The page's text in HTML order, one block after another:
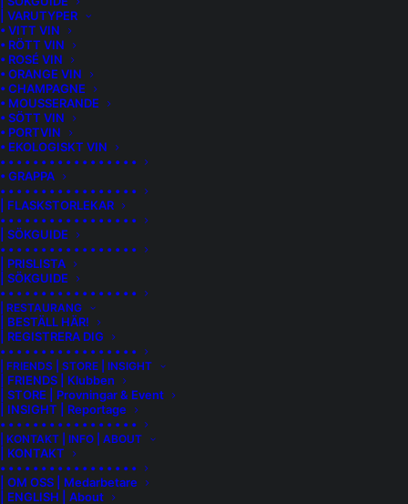
| VARUTYPER
• VITT VIN
• RÖTT VIN
• ROSÉ VIN
• ORANGE VIN
• CHAMPAGNE
• MOUSSERANDE
• SÖTT VIN
• PORTVIN
• EKOLOGISKT VIN
• • • • • • • • • • • • • • • • •
• GRAPPA
• • • • • • • • • • • • • • • • •
| FLASKSTORLEKAR
• • • • • • • • • • • • • • • • •
| SÖKGUIDE
• • • • • • • • • • • • • • • • •
| PRISLISTA
| SÖKGUIDE
• • • • • • • • • • • • • • • • •
| RESTAURANG
| BESTÄLL HÄR!
| REGISTRERA DIG
• • • • • • • • • • • • • • • • •
| FRIENDS | STORE | INSIGHT
| FRIENDS | Klubben
| STORE | Provningar & Event
| INSIGHT | Reportage
• • • • • • • • • • • • • • • • •
| KONTAKT | INFO | ABOUT
| KONTAKT
• • • • • • • • • • • • • • • • •
| OM OSS | Medarbetare
| ENGLISH | About
DOMAINE TERNYNCK CHABLIS VIELLES
VIGNES
Domaine Ternynck Chablis Vieilles Vignes är ett elegant vin
som odlas med stor omsorg på gamla vinstockar från 1976.
”Vieilles Vignes” betyder just gamla vinstockar på franska.
Vingården Les Malantes ligger i hjärtat av Chablis och
jordmånen består av kimmeridgian som är en kalkrik porös
sten som bildats av ostronskal. Vinet går i klassisk
Chablisstil och erbjuder en vacker balans mellan friskhet,
mineralitet och komplexitet.